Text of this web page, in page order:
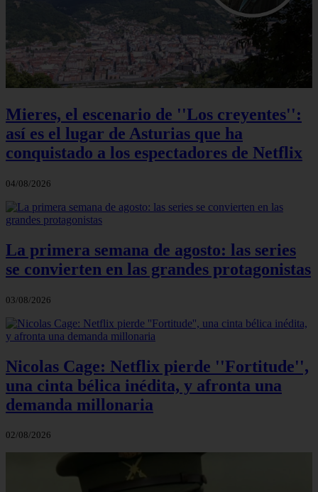
Mieres, el escenario de ''Los creyentes'':
así es el lugar de Asturias que ha
conquistado a los espectadores de Netflix
04/08/2026
La primera semana de agosto: las series
se convierten en las grandes protagonistas
03/08/2026
Nicolas Cage: Netflix pierde ''Fortitude'',
una cinta bélica inédita, y afronta una
demanda millonaria
02/08/2026